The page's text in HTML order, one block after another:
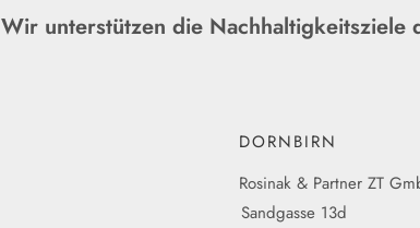
Wir unterstützen die Nachhaltigkeitsziele
DORNBIRN
Rosinak & Partner ZT
Sandgasse 13d